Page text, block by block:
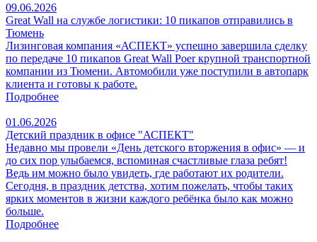
09.06.2026
Great Wall на службе логистики: 10 пикапов отправились в
Тюмень
Лизинговая компания «АСПЕКТ» успешно завершила сделку
по передаче 10 пикапов Great Wall Poer крупной транспортной
компании из Тюмени. Автомобили уже поступили в автопарк
клиента и готовы к работе.
Подробнее
01.06.2026
Детский праздник в офисе "АСПЕКТ"
Недавно мы провели «День детского вторжения в офис» — и
до сих пор улыбаемся, вспоминая счастливые глаза ребят!
Ведь им можно было увидеть, где работают их родители.
Сегодня, в праздник детства, хотим пожелать, чтобы таких
ярких моментов в жизни каждого ребёнка было как можно
больше.
Подробнее